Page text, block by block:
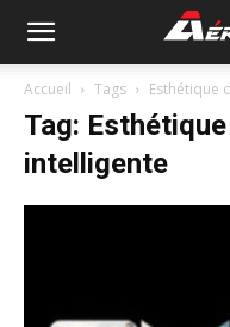
Accueil Tags Esthétique
Tag:
intelligente